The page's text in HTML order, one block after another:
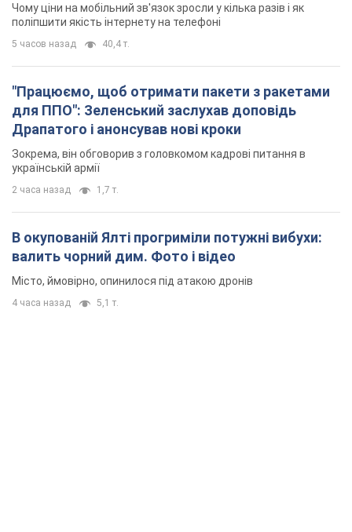
Чому ціни на мобільний зв'язок зросли у кілька разів і як
поліпшити якість інтернету на телефоні
5 часов назад 40,4 т.
"Працюємо, щоб отримати пакети з ракетами
для ППО": Зеленський заслухав доповідь
Драпатого і анонсував нові кроки
Зокрема, він обговорив з головкомом кадрові питання в
українській армії
2 часа назад 1,7 т.
В окупованій Ялті прогриміли потужні вибухи:
валить чорний дим. Фото і відео
Місто, ймовірно, опинилося під атакою дронів
4 часа назад 5,1 т.